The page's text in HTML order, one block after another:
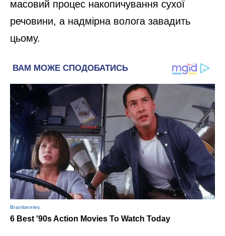
масовий процес накопичування сухої
речовини, а надмірна волога завадить
цьому.